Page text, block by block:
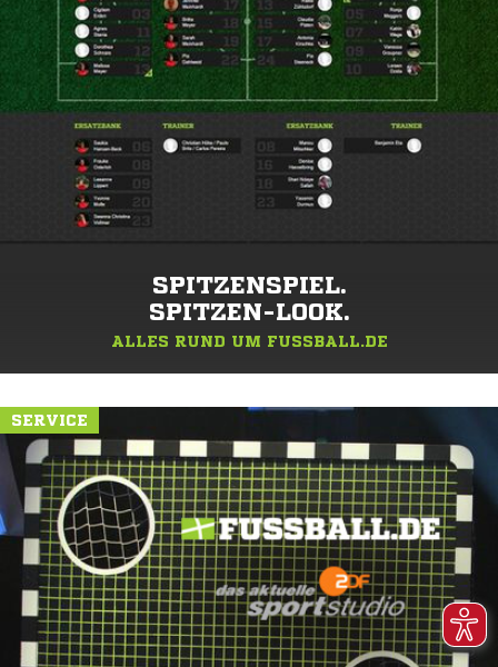
SPITZENSPIEL.
SPITZEN-LOOK.
ALLES RUND UM FUSSBALL.DE
SERVICE